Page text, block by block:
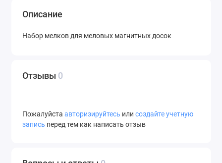
Описание
Набор мелков для меловых магнитных досок
Отзывы 0
Пожалуйста авторизируйтесь или создайте учетную
запись перед тем как написать отзыв